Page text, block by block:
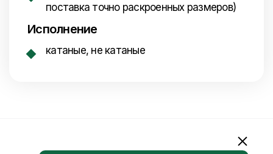
поставка точно раскроенных размеров)
Исполнение
катаные, не катаные